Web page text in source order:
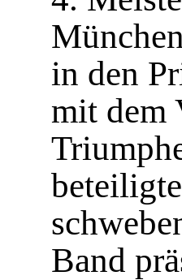
in den
mit dem
Band